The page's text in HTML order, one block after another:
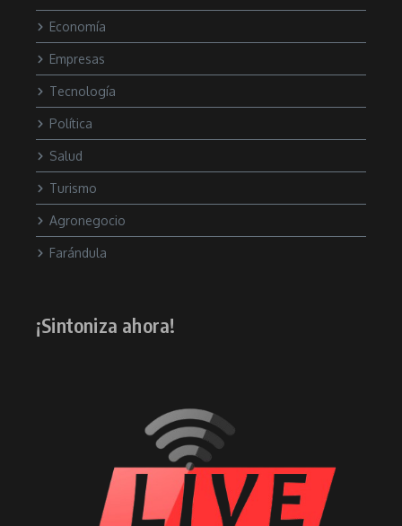
Economía
Empresas
Tecnología
Política
Salud
Turismo
Agronegocio
Farándula
¡Sintoniza ahora!